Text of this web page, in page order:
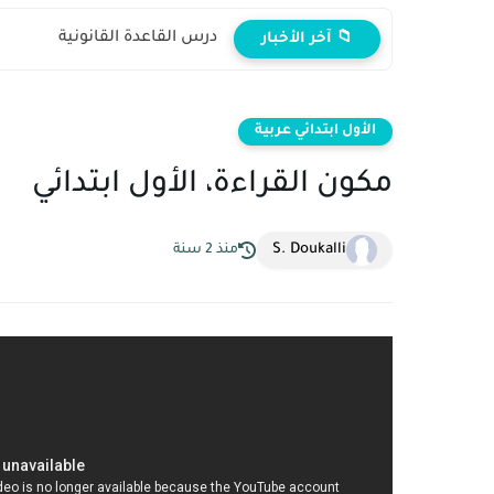
📁 آخر الأخبار درس القاعدة القانونية
الأول ابتدائي عربية
مكون القراءة، الأول ابتدائي
S. Doukalli منذ 2 سنة